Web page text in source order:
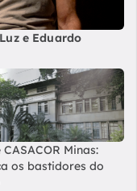
e Eduardo
CASACOR Minas:
os bastidores do